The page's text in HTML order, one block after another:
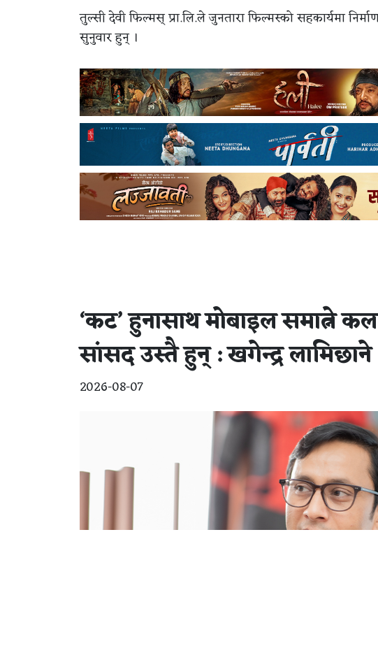
तुल्सी देवी फिल्मस् प्रा.लि.ले जुनतारा फिल्मस्को सहकार्यमा
सुनुवार हुन् ।
‘कट’ हुनासाथ मोबाइल समात्ने
सांसद उस्तै हुन् : खगेन्द्र लामिछाने
2026-08-07